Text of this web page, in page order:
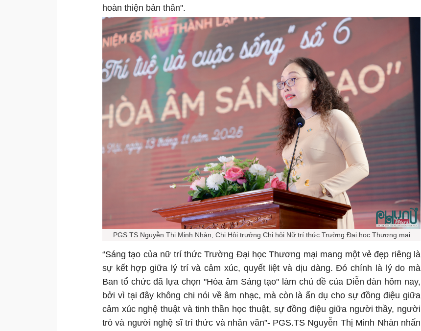
hoàn thiện bản thân".
PGS.TS Nguyễn Thị Minh Nhàn, Chi Hội trưởng Chi hội Nữ trí thức Trường Đại học Thương mại
“Sáng tạo của nữ trí thức Trường Đại học Thương mại mang một vẻ đẹp riêng là
sự kết hợp giữa lý trí và cảm xúc, quyết liệt và dịu dàng. Đó chính là lý do mà
Ban tổ chức đã lựa chọn "Hòa âm Sáng tạo" làm chủ đề của Diễn đàn hôm nay,
bởi vì tại đây không chi nói về âm nhạc, mà còn là ẩn dụ cho sự đồng điệu giữa
cảm xúc nghệ thuật và tinh thần học thuật, sự đồng điệu giữa người thầy, người
trò và người nghệ sĩ trí thức và nhân văn”- PGS.TS Nguyễn Thị Minh Nhàn nhấn